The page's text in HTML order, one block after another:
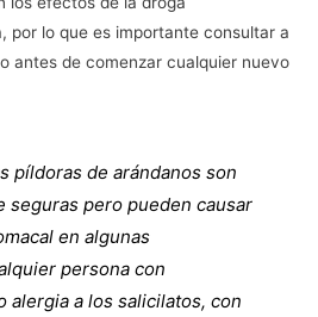
por lo que es importante consultar a
antes de comenzar cualquier nuevo
píldoras de arándanos son
seguras pero pueden causar
en algunas
persona con
alergia a los salicilatos, con